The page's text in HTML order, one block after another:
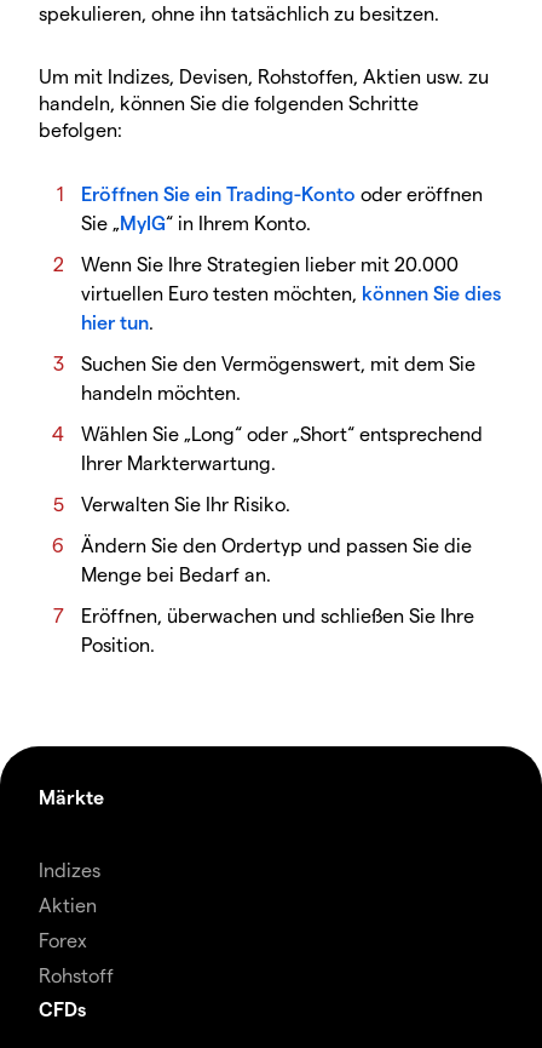
spekulieren, ohne ihn tatsächlich zu besitzen.
Um mit Indizes, Devisen, Rohstoffen, Aktien usw. zu
handeln, können Sie die folgenden Schritte
befolgen:
Eröffnen Sie ein Trading-Konto oder eröffnen
Sie „MyIG“ in Ihrem Konto.
Wenn Sie Ihre Strategien lieber mit 20.000
virtuellen Euro testen möchten, können Sie dies
hier tun.
Suchen Sie den Vermögenswert, mit dem Sie
handeln möchten.
Wählen Sie „Long“ oder „Short“ entsprechend
Ihrer Markterwartung.
Verwalten Sie Ihr Risiko.
Ändern Sie den Ordertyp und passen Sie die
Menge bei Bedarf an.
Eröffnen, überwachen und schließen Sie Ihre
Position.
Märkte
Indizes
Aktien
Forex
Rohstoff
CFDs